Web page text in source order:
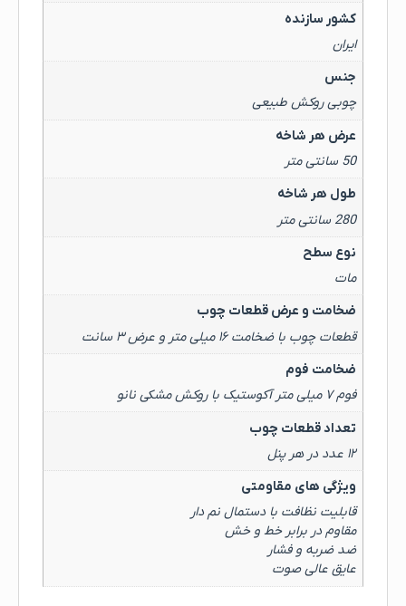
کشور سازنده
ایران
جنس
چوبی روکش طبیعی
عرض هر شاخه
50 سانتی متر
طول هر شاخه
280 سانتی متر
نوع سطح
مات
ضخامت و عرض قطعات چوب
قطعات چوب با ضخامت ۱۶ میلی متر و عرض ۳ سانت
ضخامت فوم
فوم ۷ میلی متر آکوستیک با روکش مشکی نانو
تعداد قطعات چوب
۱۲ عدد در هر پنل
ویژگی های مقاومتی
قابلیت نظافت با دستمال نم دار
مقاوم در برابر خط و خش
ضد ضربه و فشار
عایق عالی صوت